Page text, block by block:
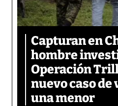
Capturan en
hombre
Operación
nuevo caso de
una menor